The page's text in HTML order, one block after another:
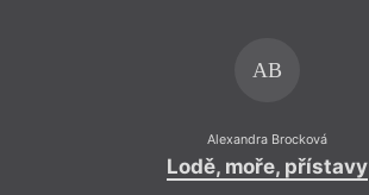
AB
Alexandra Brocková
Lodě, moře, přístavy